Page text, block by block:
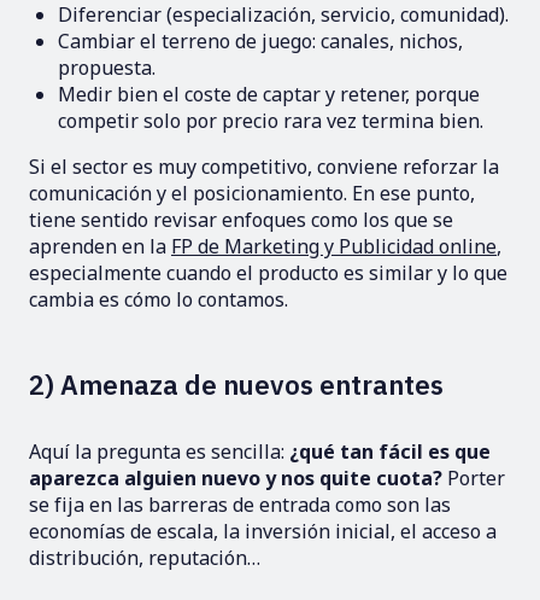
Diferenciar (especialización, servicio, comunidad).
Cambiar el terreno de juego: canales, nichos,
propuesta.
Medir bien el coste de captar y retener, porque
competir solo por precio rara vez termina bien.
Si el sector es muy competitivo, conviene reforzar la
comunicación y el posicionamiento. En ese punto,
tiene sentido revisar enfoques como los que se
aprenden en la FP de Marketing y Publicidad online,
especialmente cuando el producto es similar y lo que
cambia es cómo lo contamos.
2) Amenaza de nuevos entrantes
Aquí la pregunta es sencilla: ¿qué tan fácil es que
aparezca alguien nuevo y nos quite cuota? Porter
se fija en las barreras de entrada como son las
economías de escala, la inversión inicial, el acceso a
distribución, reputación…